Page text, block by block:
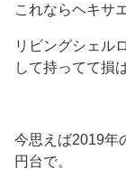
これならヘキサ
リビングシェル
して持ってて損
今思えば2019年
円台で。